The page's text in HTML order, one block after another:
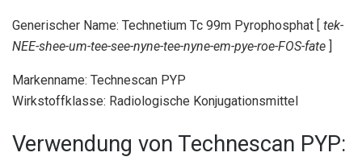
Generischer Name: Technetium Tc 99m Pyrophosphat [ tek-
NEE-shee-um-tee-see-nyne-tee-nyne-em-pye-roe-FOS-fate ]
Markenname: Technescan PYP
Wirkstoffklasse: Radiologische Konjugationsmittel
Verwendung von Technescan PYP: